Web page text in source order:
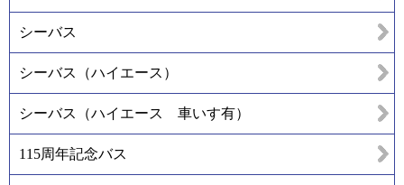
シーバス
シーバス（ハイエース）
シーバス（ハイエース 車いす有）
115周年記念バス